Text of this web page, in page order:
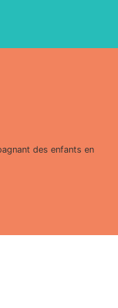
des enfants en